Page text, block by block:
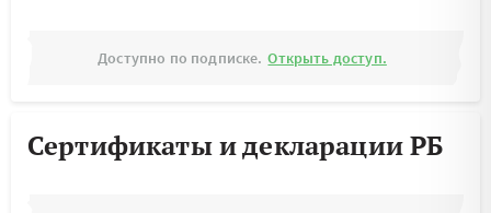
Доступно по подписке. Открыть доступ.
Сертификаты и декларации РБ